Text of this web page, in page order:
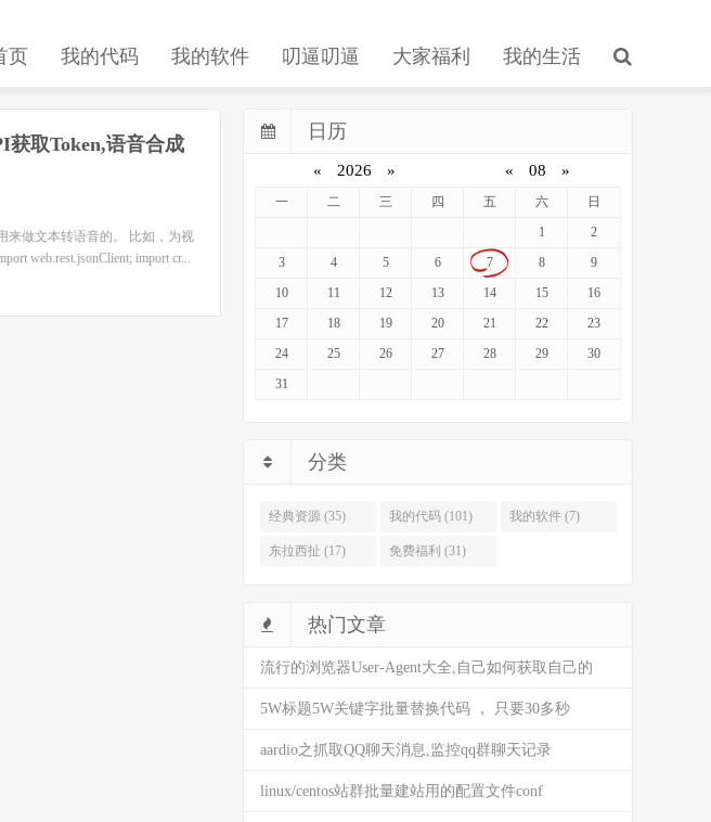
页 我的代码 我的软件 叨逼叨逼 大家福利 我的生活
获取Token,语音合成
来做文本转语音的。 比如，为视
web.rest.jsonClient; import cr...
日历
« 2026 » « 08 »
一 二 三 四 五 六
日
1
2
3
4 5 6 7 8
9
10
11 12 13 14 15
16
17
18 19 20 21 22
23
24
25 26 27 28 29
30
31
分类
经典资源 (35) 我的代码 (101) 我的软件 (7)
东拉西扯 (17) 免费福利 (31)
热门文章
流行的浏览器User-Agent大全,自己如何获取自己的
user-agent
5W标题5W关键字批量替换代码 ， 只要30多秒
(AARDIO代码)
aardio之抓取QQ聊天消息,监控qq群聊天记录
linux/centos站群批量建站用的配置文件conf